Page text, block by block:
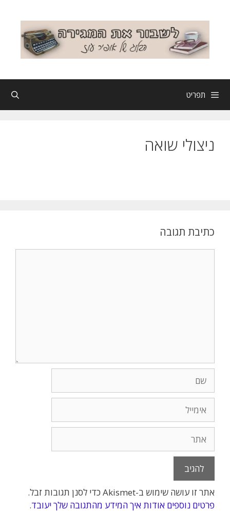
תפריט
ניצולי שואה
כתיבת תגובה
אתר זו עושה שימוש ב-Akismet כדי לסנן תגובות זבל.
פרטים נוספים אודות איך המידע מהתגובה שלך יעובד.